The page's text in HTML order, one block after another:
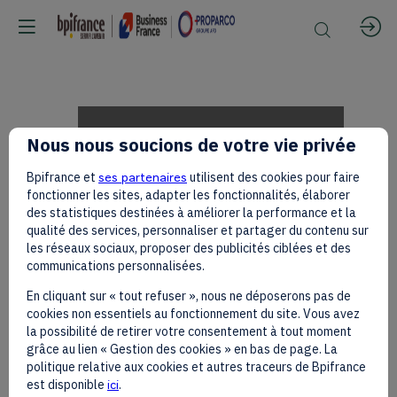
Aurélie
on
the
Nous nous soucions de votre vie privée
Bpifrance et ses partenaires utilisent des cookies pour faire
fonctionner les sites, adapter les fonctionnalités, élaborer
des statistiques destinées à améliorer la performance et la
qualité des services, personnaliser et partager du contenu sur
les réseaux sociaux, proposer des publicités ciblées et des
communications personnalisées.
En cliquant sur « tout refuser », nous ne déposerons pas de
cookies non essentiels au fonctionnement du site. Vous avez
la possibilité de retirer votre consentement à tout moment
grâce au lien « Gestion des cookies » en bas de page. La
politique relative aux cookies et autres traceurs de Bpifrance
est disponible ici.